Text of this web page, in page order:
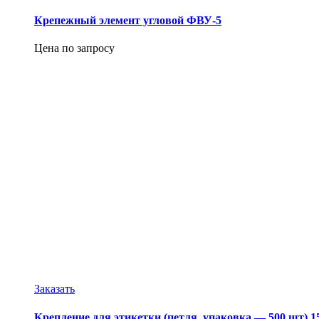
Крепежный элемент угловой ФВУ-5
Цена по запросу
Заказать